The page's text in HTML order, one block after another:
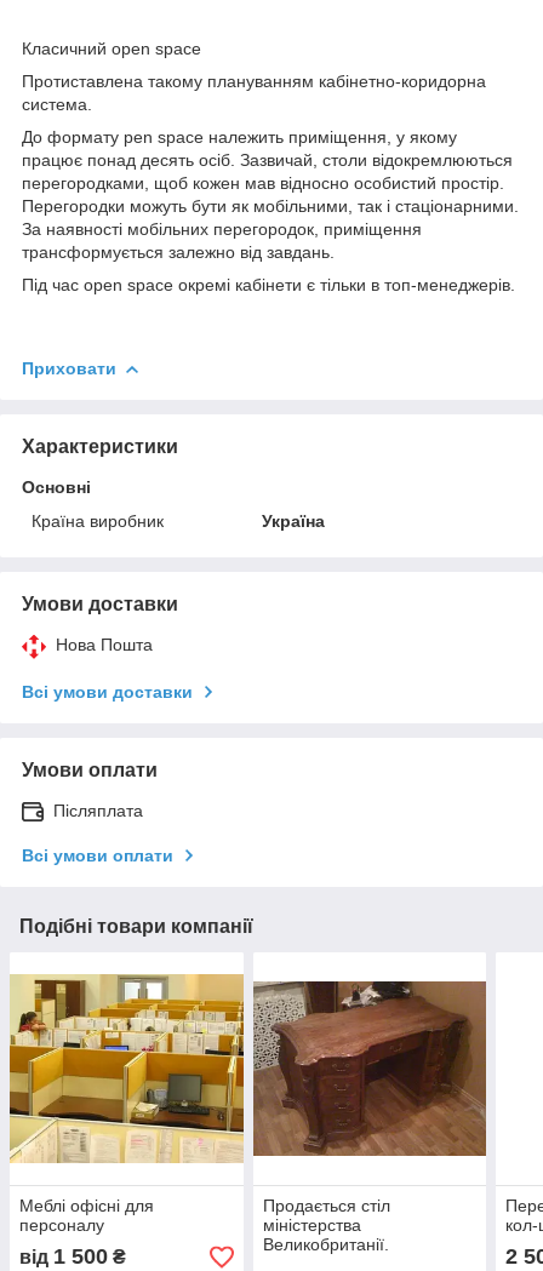
Класичний open space
Протиставлена такому плануванням кабінетно-коридорна
система.
До формату pen space належить приміщення, у якому
працює понад десять осіб. Зазвичай, столи відокремлюються
перегородками, щоб кожен мав відносно особистий простір.
Перегородки можуть бути як мобільними, так і стаціонарними.
За наявності мобільних перегородок, приміщення
трансформується залежно від завдань.
Під час open space окремі кабінети є тільки в топ-менеджерів.
Приховати
Характеристики
Основні
Країна виробник
Україна
Умови доставки
Нова Пошта
Всі умови доставки
Умови оплати
Післяплата
Всі умови оплати
Подібні товари компанії
Меблі офісні для
персоналу
від 1 500 ₴
Продається стіл
міністерства
Великобританії.
кол-
2